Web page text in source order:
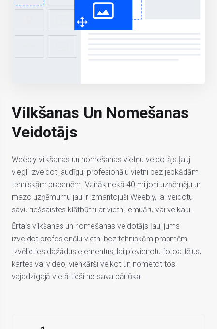
Vilkšanas Un Nomešanas
Veidotājs
Weebly vilkšanas un nomešanas vietņu veidotājs ļauj
viegli izveidot jaudīgu, profesionālu vietni bez jebkādām
tehniskām prasmēm. Vairāk nekā 40 miljoni uzņēmēju un
mazo uzņēmumu jau ir izmantojuši Weebly, lai veidotu
savu tiešsaistes klātbūtni ar vietni, emuāru vai veikalu.
Ērtais vilkšanas un nomešanas veidotājs ļauj jums
izveidot profesionālu vietni bez tehniskām prasmēm.
Izvēlieties dažādus elementus, lai pievienotu fotoattēlus,
kartes vai video, vienkārši velkot un nometot tos
vajadzīgajā vietā tieši no sava pārlūka.